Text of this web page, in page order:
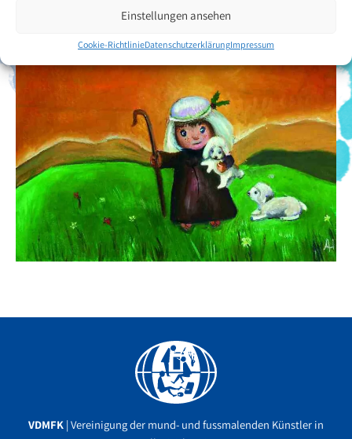
Einstellungen ansehen
Cookie-RichtlinieDatenschutzerklärungImpressum
VDMFK | Vereinigung der mund- und fussmalenden Künstler in
Facebook
YouTube
Instagram